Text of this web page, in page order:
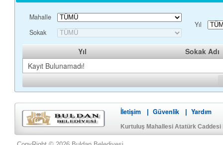
Mahalle
Sokak
Yıl
Yıl
Sokak Adı
Kayıt Bulunamadı!
İletişim Güvenlik Yardım
Kurtuluş Mahallesi Atatürk Caddesi